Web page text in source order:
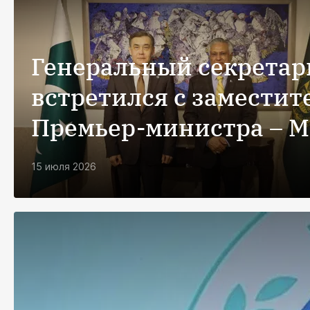
Генеральный
встретился с
Премьер-министра –
иностранных дел
Республики Пакистан
15 июля 2026